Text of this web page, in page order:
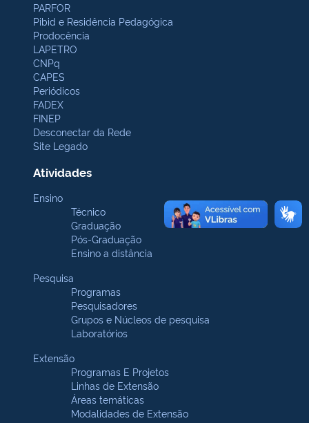
PARFOR
Pibid e Residência Pedagógica
Prodocência
LAPETRO
CNPq
CAPES
Periódicos
FADEX
FINEP
Desconectar da Rede
Site Legado
Atividades
Ensino
Técnico
Graduação
Pós-Graduação
Ensino a distância
Pesquisa
Programas
Pesquisadores
Grupos e Núcleos de pesquisa
Laboratórios
Extensão
Programas E Projetos
Linhas de Extensão
Áreas temáticas
Modalidades de Extensão